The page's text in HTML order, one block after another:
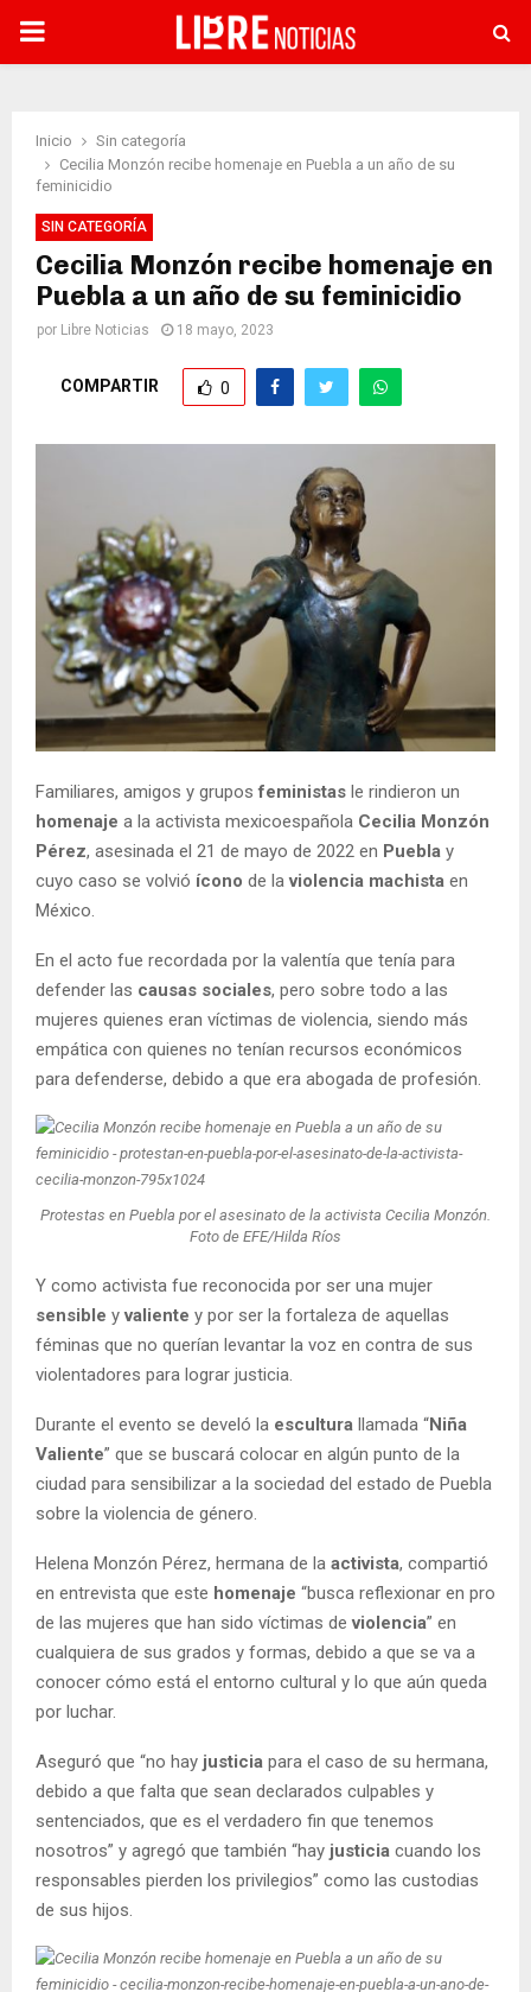
PRIMARY
Inicio
Sin categoría
Cecilia Monzón recibe homenaje en Puebla a un año de su
feminicidio
SIN CATEGORÍA
Cecilia Monzón recibe homenaje en
Puebla a un año de su feminicidio
por Libre Noticias 18 mayo, 2023
COMPARTIR 0
Familiares, amigos y gruposfeministas le rindieron un
homenaje a la activista mexicoespañola Cecilia Monzón
Pérez, asesinada el 21 de mayo de 2022 en Puebla y
cuyo caso se volvió ícono de laviolencia machista en
México.
En el acto fue recordada por la valentía que tenía para
defender las causas sociales, pero sobre todo a las
mujeres quienes eran víctimas de violencia, siendo más
empática con quienes no tenían recursos económicos
para defenderse, debido a que era abogada de profesión.
Protestas en Puebla por el asesinato de la activista Cecilia Monzón.
Foto de EFE/Hilda Ríos
Y como activista fue reconocida por ser una mujer
sensible yvaliente y por ser la fortaleza de aquellas
féminas que no querían levantar la voz en contra de sus
violentadores para lograr justicia.
Durante el evento se develó la escultura llamada “Niña
Valiente” que se buscará colocar en algún punto de la
ciudad para sensibilizar a la sociedad del estado de Puebla
sobre la violencia de género.
Helena Monzón Pérez, hermana de la activista, compartió
en entrevista que este homenaje “busca reflexionar en pro
de las mujeres que han sido víctimas deviolencia” en
cualquiera de sus grados y formas, debido a que se va a
conocer cómo está el entorno cultural y lo que aún queda
por luchar.
Aseguró que “no hay justicia para el caso de su hermana,
debido a que falta que sean declarados culpables y
sentenciados, que es el verdadero fin que tenemos
nosotros” y agregó que también “hay justicia cuando los
responsables pierden los privilegios” como las custodias
de sus hijos.